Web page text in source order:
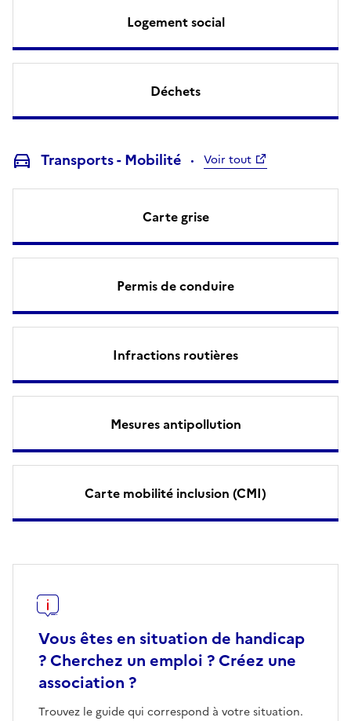
Logement social
Déchets
Transports - Mobilité Voir tout
Carte grise
Permis de conduire
Infractions routières
Mesures antipollution
Carte mobilité inclusion (CMI)
Vous êtes en situation de handicap
? Cherchez un emploi ? Créez une
association ?
Trouvez le guide qui correspond à votre situation.